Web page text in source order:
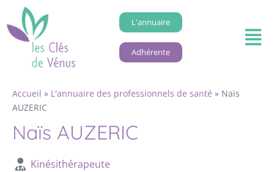
L'annuaire
Adhérente
Accueil » L'annuaire des professionnels de santé » Naïs
AUZERIC
Naïs AUZERIC
Kinésithérapeute